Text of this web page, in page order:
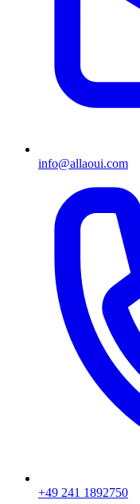
info@allaoui.com
+49 241 1892750